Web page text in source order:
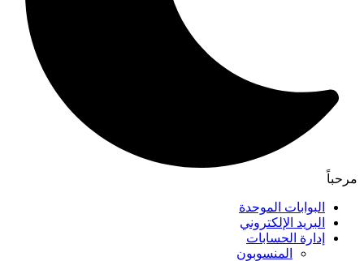
مرحباً
البوابات الموحدة
البريد الإلكتروني
إدارة الحسابات
المنسوبون